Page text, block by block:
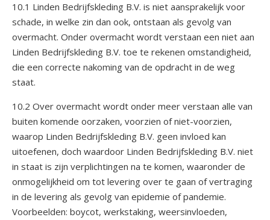
10.1 Linden Bedrijfskleding B.V. is niet aansprakelijk voor
schade, in welke zin dan ook, ontstaan als gevolg van
overmacht. Onder overmacht wordt verstaan een niet aan
Linden Bedrijfskleding B.V. toe te rekenen omstandigheid,
die een correcte nakoming van de opdracht in de weg
staat.
10.2 Over overmacht wordt onder meer verstaan alle van
buiten komende oorzaken, voorzien of niet-voorzien,
waarop Linden Bedrijfskleding B.V. geen invloed kan
uitoefenen, doch waardoor Linden Bedrijfskleding B.V. niet
in staat is zijn verplichtingen na te komen, waaronder de
onmogelijkheid om tot levering over te gaan of vertraging
in de levering als gevolg van epidemie of pandemie.
Voorbeelden: boycot, werkstaking, weersinvloeden,